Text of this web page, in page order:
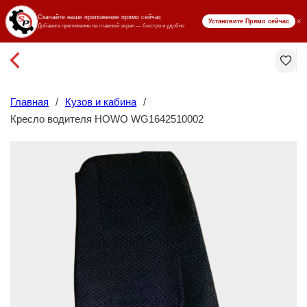
₸ KZT
Главная / Кузов и кабина /
Кресло водителя HOWO WG1642510002